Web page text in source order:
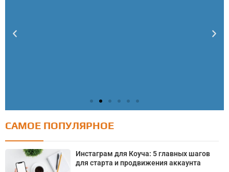
Тест: Как я контролирую свою жизнь?
Онлайн тест на основе шкалы локуса контроля
Джулиана Роттера
САМОЕ ПОПУЛЯРНОЕ
Инстаграм для Коуча: 5 главных шагов
для старта и продвижения аккаунта